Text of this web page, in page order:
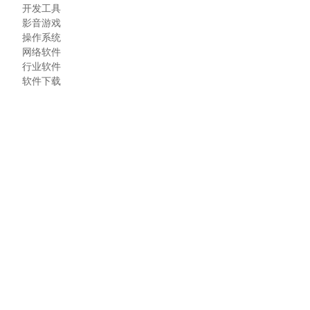
开发工具
影音游戏
操作系统
网络软件
行业软件
软件下载